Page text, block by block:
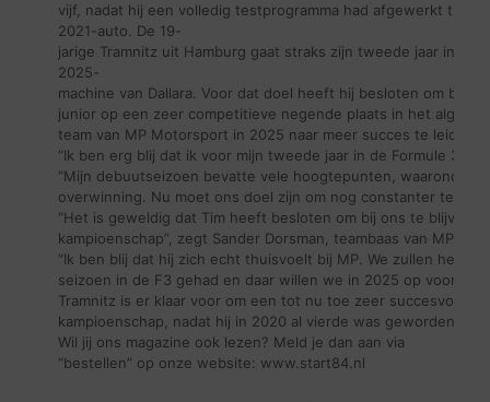
vijf, nadat hij een volledig testprogramma had afgewerkt
2021-auto. De 19-
jarige Tramnitz uit Hamburg gaat straks zijn tweede jaar in de
2025-
machine van Dallara. Voor dat doel heeft hij besloten om bij
junior op een zeer competitieve negende plaats in het
team van MP Motorsport in 2025 naar meer succes te leiden.
“Ik ben erg blij dat ik voor mijn tweede jaar in de Formule 3 bij
“Mijn debuutseizoen bevatte vele hoogtepunten, waaronder
overwinning. Nu moet ons doel zijn om nog constanter te
“Het is geweldig dat Tim heeft besloten om bij ons te blijven
kampioenschap”, zegt Sander Dorsman, teambaas van MP
“Ik ben blij dat hij zich echt thuisvoelt bij MP. We zullen hem
seizoen in de F3 gehad en daar willen we in 2025 op
Tramnitz is er klaar voor om een tot nu toe zeer succesvol
kampioenschap, nadat hij in 2020 al vierde was geworden in
Wil jij ons magazine ook lezen? Meld je dan aan via
“bestellen” op onze website: www.start84.nl